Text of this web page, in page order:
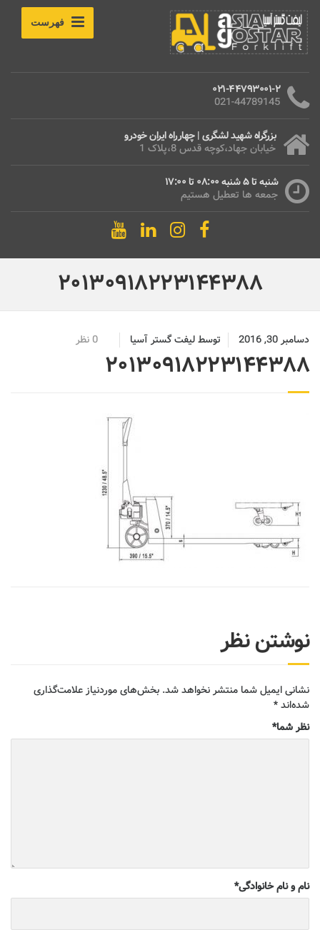
فهرست
021-44793001-2
021-44789145
بزرگراه شهید لشگری | چهارراه ایران خودرو
خیابان جهاد،کوچه قدس 8،پلاک 1
شنبه تا 5 شنبه 08:00 تا 17:00
جمعه ها تعطیل هستیم
20130918223144388
دسامبر 30, 2016 توسطلیفت گستر آسیا 0 نظر
20130918223144388
نوشتن نظر
نشانی ایمیل شما منتشر نخواهد شد. بخش‌های موردنیاز علامت‌گذاری
شده‌اند*
نظر شما*
نام و نام خانوادگی*